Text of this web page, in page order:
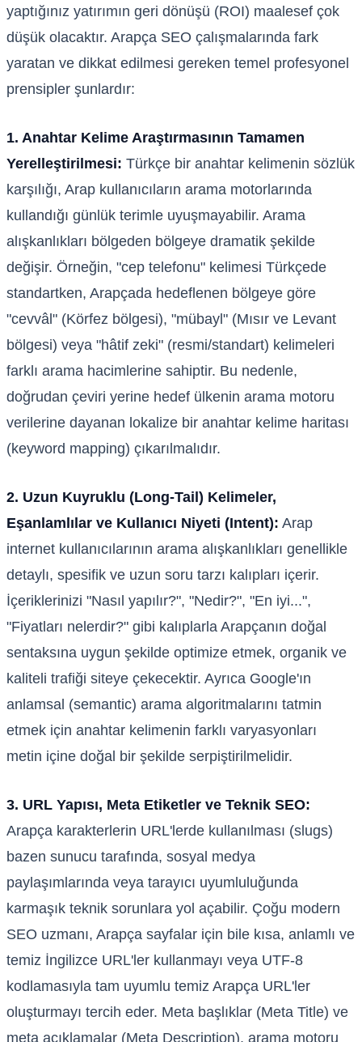
yaptığınız yatırımın geri dönüşü (ROI) maalesef çok
düşük olacaktır. Arapça SEO çalışmalarında fark
yaratan ve dikkat edilmesi gereken temel profesyonel
prensipler şunlardır:
1. Anahtar Kelime Araştırmasının Tamamen
Yerelleştirilmesi: Türkçe bir anahtar kelimenin sözlük
karşılığı, Arap kullanıcıların arama motorlarında
kullandığı günlük terimle uyuşmayabilir. Arama
alışkanlıkları bölgeden bölgeye dramatik şekilde
değişir. Örneğin, "cep telefonu" kelimesi Türkçede
standartken, Arapçada hedeflenen bölgeye göre
"cevvâl" (Körfez bölgesi), "mübayl" (Mısır ve Levant
bölgesi) veya "hâtif zeki" (resmi/standart) kelimeleri
farklı arama hacimlerine sahiptir. Bu nedenle,
doğrudan çeviri yerine hedef ülkenin arama motoru
verilerine dayanan lokalize bir anahtar kelime haritası
(keyword mapping) çıkarılmalıdır.
2. Uzun Kuyruklu (Long-Tail) Kelimeler,
Eşanlamlılar ve Kullanıcı Niyeti (Intent): Arap
internet kullanıcılarının arama alışkanlıkları genellikle
detaylı, spesifik ve uzun soru tarzı kalıpları içerir.
İçeriklerinizi "Nasıl yapılır?", "Nedir?", "En iyi...",
"Fiyatları nelerdir?" gibi kalıplarla Arapçanın doğal
sentaksına uygun şekilde optimize etmek, organik ve
kaliteli trafiği siteye çekecektir. Ayrıca Google'ın
anlamsal (semantic) arama algoritmalarını tatmin
etmek için anahtar kelimenin farklı varyasyonları
metin içine doğal bir şekilde serpiştirilmelidir.
3. URL Yapısı, Meta Etiketler ve Teknik SEO:
Arapça karakterlerin URL'lerde kullanılması (slugs)
bazen sunucu tarafında, sosyal medya
paylaşımlarında veya tarayıcı uyumluluğunda
karmaşık teknik sorunlara yol açabilir. Çoğu modern
SEO uzmanı, Arapça sayfalar için bile kısa, anlamlı ve
temiz İngilizce URL'ler kullanmayı veya UTF-8
kodlamasıyla tam uyumlu temiz Arapça URL'ler
oluşturmayı tercih eder. Meta başlıklar (Meta Title) ve
meta açıklamalar (Meta Description), arama motoru